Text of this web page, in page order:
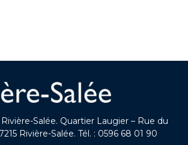
Salée. Quartier Laugier – Rue du
Rivière-Salée. Tél. : 0596 68 01 90